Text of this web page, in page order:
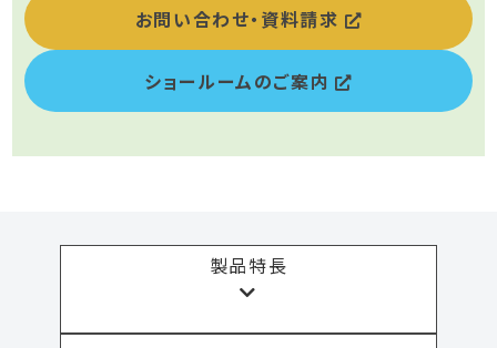
お問い合わせ・資料請求
ショールームのご案内
製品特長